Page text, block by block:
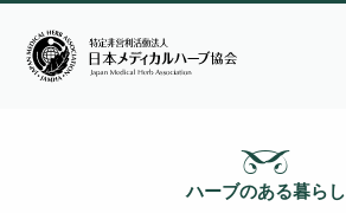
ハーブのある暮らし